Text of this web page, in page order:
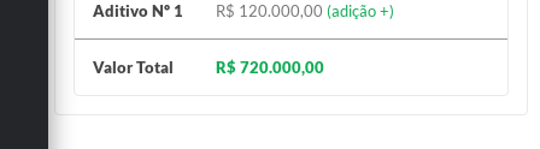
Aditivo Nº 1 R$ 120.000,00 (adição +)
Valor Total R$ 720.000,00